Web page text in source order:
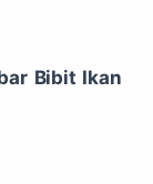
Bibit Ikan